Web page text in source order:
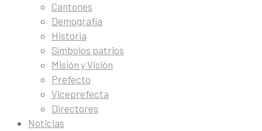
Cantones
Demografía
Historia
Símbolos patrios
Misión y Visión
Prefecto
Viceprefecta
Directores
Noticias